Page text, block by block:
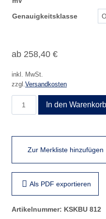
Genauigkeitsklasse
ab 258,40 €
inkl. MwSt.
zzgl.Versandkosten
In den Warenkorb
Zur Merkliste hinzufügen
Als PDF exportieren
Artikelnummer: KSKBU 812